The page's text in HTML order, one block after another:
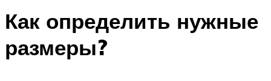
Как определить нужные
размеры?